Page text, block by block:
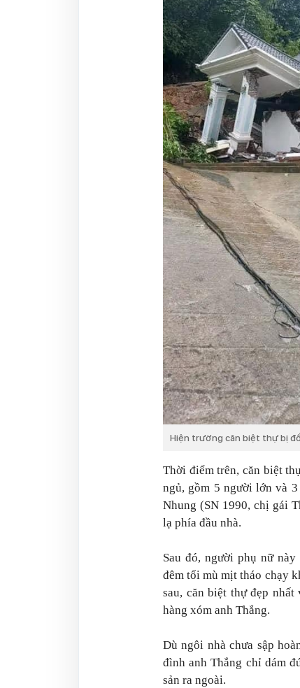
Hiện trường căn biệt thự bị
Thời điểm trên, căn biệt
ngủ, gồm 5 người lớn và
Nhung (SN 1990, chị gái
lạ phía đầu nhà.
Sau đó, người phụ nữ
đêm tối mù mịt tháo chạy
sau, căn biệt thự đẹp
hàng xóm anh Thắng.
Dù ngôi nhà chưa sập
đình anh Thắng chỉ dám
sản ra ngoài.